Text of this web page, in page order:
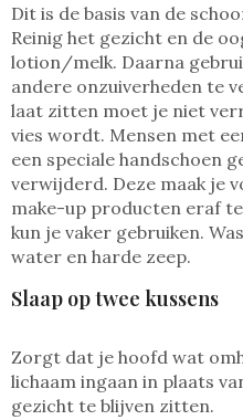
Dit is de basis van de
Reinig het gezicht en de
lotion/melk. Daarna
andere onzuiverheden te
laat zitten moet je niet
vies wordt. Mensen met
een speciale handschoen
verwijderd. Deze maak je
make-up producten eraf
kun je vaker gebruiken.
water en harde zeep.
Slaap op twee kussens
Zorgt dat je hoofd wat
lichaam ingaan in plaats
gezicht te blijven zitten.